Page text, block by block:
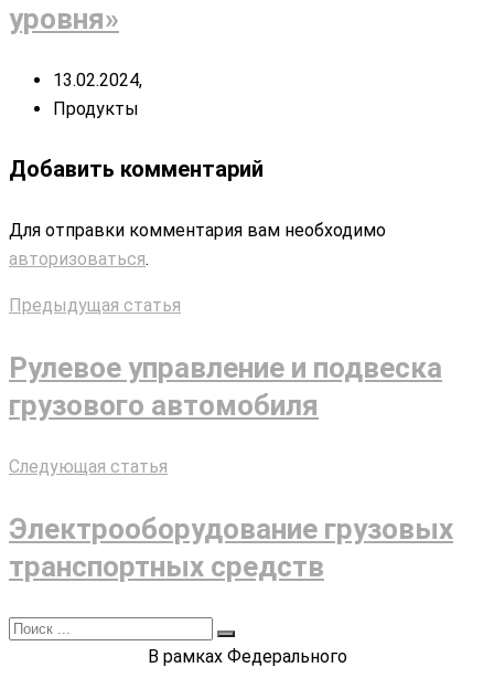
уровня»
13.02.2024,
Продукты
Добавить комментарий
Для отправки комментария вам необходимо
авторизоваться.
Предыдущая статья
Рулевое управление и подвеска
грузового автомобиля
Следующая статья
Электрооборудование грузовых
транспортных средств
В рамках Федерального